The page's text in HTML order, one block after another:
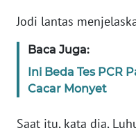
Jodi lantas
Baca Juga:
Ini Beda Tes PCR
Cacar Monyet
Saat itu, kata dia,
Wahana
Regional
SUMUT